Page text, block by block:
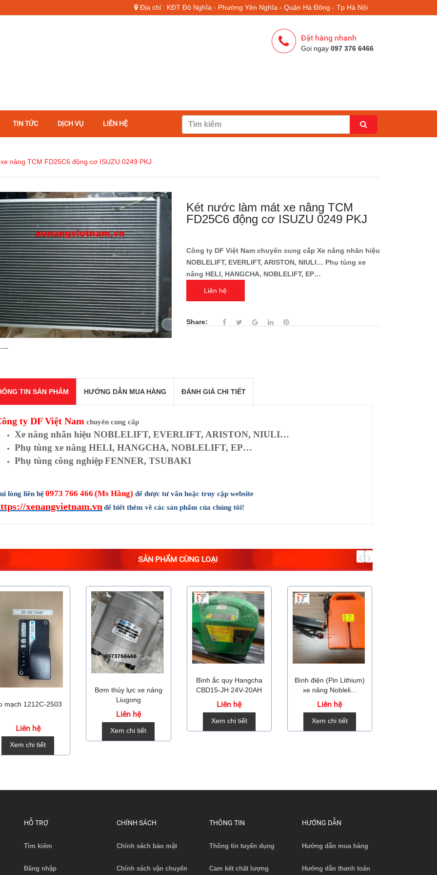
Địa chỉ : KĐT Đô Nghĩa - Phường Yên Nghĩa - Quận Hà Đông - Tp Hà Nội
Đặt hàng nhanh
Gọi ngay 097 376 6466
TIN TỨC DỊCH VỤ LIÊN HỆ
nâng TCM FD25C6 động cơ ISUZU 0249 PKJ
Két nước làm mát xe nâng TCM
FD25C6 động cơ ISUZU 0249 PKJ
Công ty DF Việt Nam chuyên cung cấp Xe nâng nhãn hiệu
NOBLELIFT, EVERLIFT, ARISTON, NIULI… Phụ tùng xe
nâng HELI, HANGCHA, NOBLELIFT, EP…
Liên hệ
Share:
TIN SẢN PHẨM HƯỚNG DẪN MUA HÀNG ĐÁNH GIÁ CHI TIẾT
ty DF Việt Nam chuyên cung cấp
Xe nâng nhãn hiệu NOBLELIFT, EVERLIFT, ARISTON, NIULI…
Phụ tùng xe nâng HELI, HANGCHA, NOBLELIFT, EP…
Phụ tùng công nghiệpFENNER, TSUBAKI
lòng liên hệ0973 766 466 (Ms Hằng) để được tư vấn hoặc truy cập website
xenangvietnam.vn để biết thêm về các sản phẩm của chúng tôi!
SẢN PHẨM CÙNG LOẠI
mạch 1212C-2503
Liên hệ
Xem chi tiết
Bơm thủy lực xe nâng
Liugong
Liên hệ
Xem chi tiết
Bình ắc quy Hangcha
CBD15-JH 24V-20AH
Liên hệ
Xem chi tiết
Bình điện (Pin Lithium)
xe nâng Nobleli...
Liên hệ
Xem chi tiết
HỖ TRỢ
Tìm kiếm
Đăng nhập
CHÍNH SÁCH
Chính sách bảo mật
Chính sách vận chuyển
THÔNG TIN
Thông tin tuyển dụng
Cam kết chất lượng
HƯỚNG DẪN
Hướng dẫn mua hàng
Hướng dẫn thanh toán